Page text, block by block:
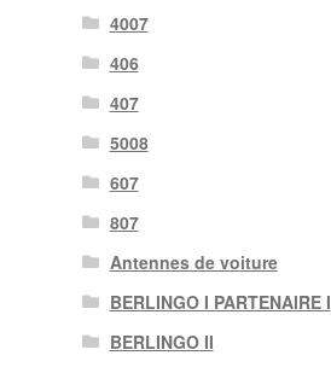
4007
406
407
5008
607
807
Antennes de voiture
BERLINGO I PARTENAIRE I
BERLINGO II